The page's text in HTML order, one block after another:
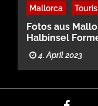
Mallorca
Fotos aus
Halbinsel
4. April 2023